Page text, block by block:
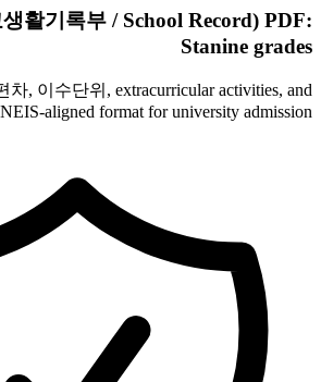
활기록부 / School Record) PDF:
Stanine grades
, 이수단위, extracurricular activities, and
aligned format for university admission.